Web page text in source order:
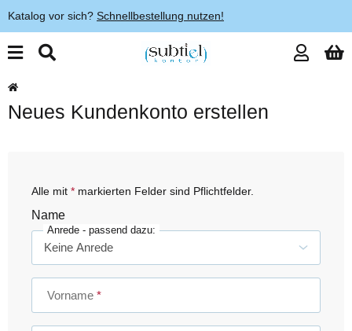
Katalog vor sich? Schnellbestellung nutzen!
Neues Kundenkonto erstellen
Alle mit * markierten Felder sind Pflichtfelder.
Name
Anrede - passend dazu:
Vorname